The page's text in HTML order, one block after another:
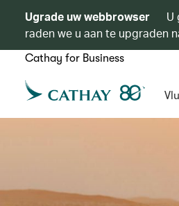
Ugrade uw webbrowser
U
raden we u aan te upgraden
Cathay for Business